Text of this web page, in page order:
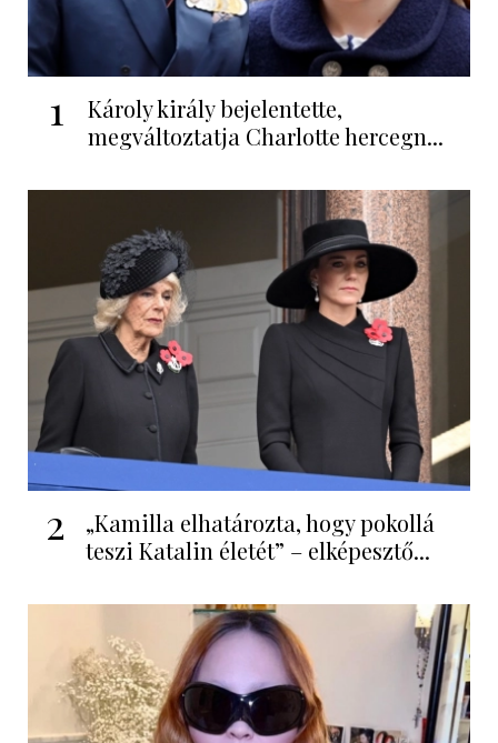
1
Károly király bejelentette,
megváltoztatja Charlotte hercegn...
2
„Kamilla elhatározta, hogy pokollá
teszi Katalin életét” – elképesztő...